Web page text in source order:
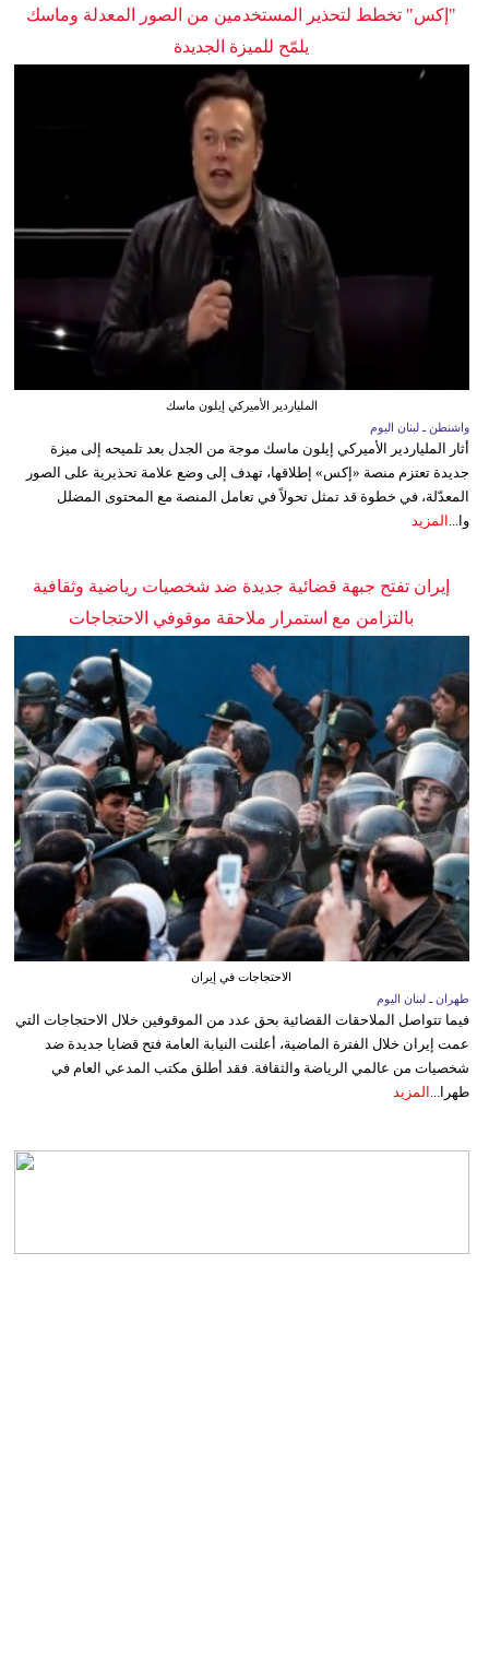
"إكس" تخطط لتحذير المستخدمين من الصور المعدلة وماسك
يلمّح للميزة الجديدة
الملياردير الأميركي إيلون ماسك
واشنطن ـ لبنان اليوم
أثار الملياردير الأميركي إيلون ماسك موجة من الجدل بعد تلميحه إلى ميزة
جديدة تعتزم منصة «إكس» إطلاقها، تهدف إلى وضع علامة تحذيرية على الصور
المعدّلة، في خطوة قد تمثل تحولاً في تعامل المنصة مع المحتوى المضلل
وا...
المزيد
إيران تفتح جبهة قضائية جديدة ضد شخصيات رياضية وثقافية
بالتزامن مع استمرار ملاحقة موقوفي الاحتجاجات
الاحتجاجات في إيران
طهران ـ لبنان اليوم
فيما تتواصل الملاحقات القضائية بحق عدد من الموقوفين خلال الاحتجاجات التي
عمت إيران خلال الفترة الماضية، أعلنت النيابة العامة فتح قضايا جديدة ضد
شخصيات من عالمي الرياضة والثقافة. فقد أطلق مكتب المدعي العام في
طهرا... المزيد